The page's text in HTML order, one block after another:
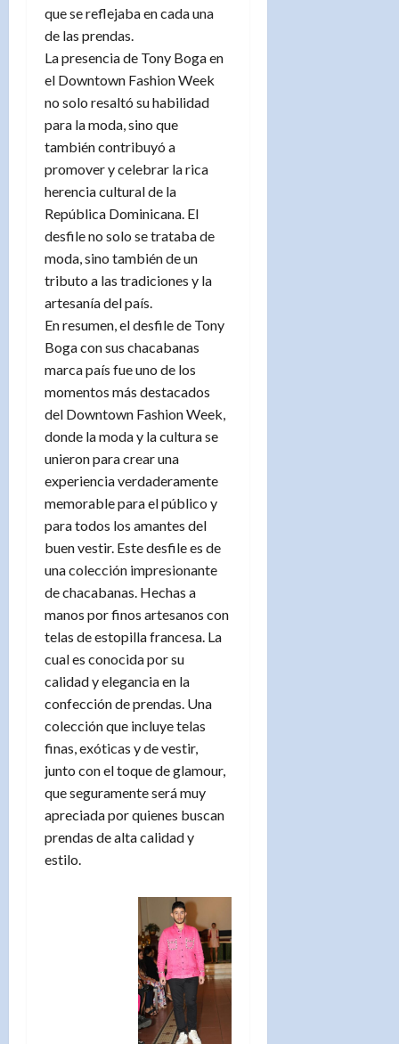
que se reflejaba en cada una
de las prendas.
La presencia de Tony Boga en
el Downtown Fashion Week
no solo resaltó su habilidad
para la moda, sino que
también contribuyó a
promover y celebrar la rica
herencia cultural de la
República Dominicana. El
desfile no solo se trataba de
moda, sino también de un
tributo a las tradiciones y la
artesanía del país.
En resumen, el desfile de Tony
Boga con sus chacabanas
marca país fue uno de los
momentos más destacados
del Downtown Fashion Week,
donde la moda y la cultura se
unieron para crear una
experiencia verdaderamente
memorable para el público y
para todos los amantes del
buen vestir. Este desfile es de
una colección impresionante
de chacabanas. Hechas a
manos por finos artesanos con
telas de estopilla francesa. La
cual es conocida por su
calidad y elegancia en la
confección de prendas. Una
colección que incluye telas
finas, exóticas y de vestir,
junto con el toque de glamour,
que seguramente será muy
apreciada por quienes buscan
prendas de alta calidad y
estilo.